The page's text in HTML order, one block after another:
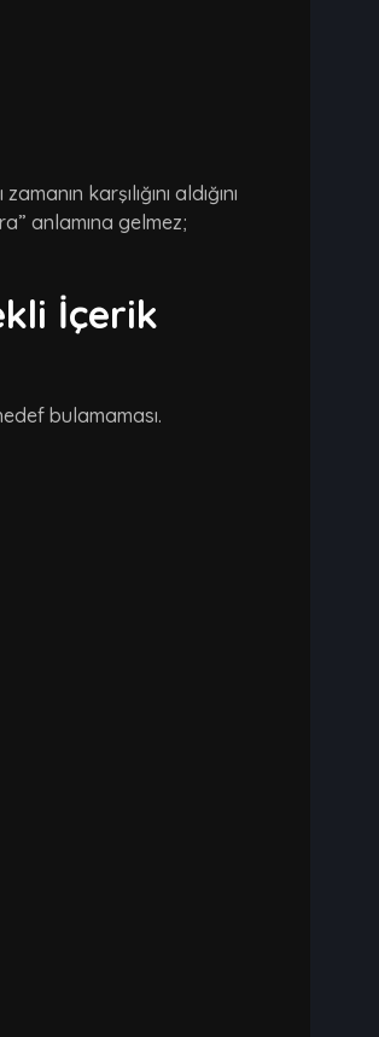
karşılığını aldığını
anlamına gelmez;
İçerik
bulamaması.